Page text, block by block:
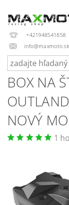
+421948541858
info@maxmoto.sk
BOX NA
NOVÝ
1